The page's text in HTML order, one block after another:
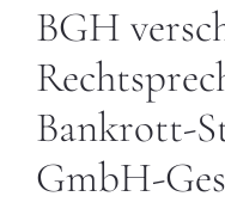
BGH
Bankrott-
GmbH-